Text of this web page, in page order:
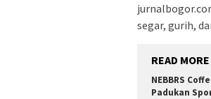
segar, gurih,
READ MORE
NEBBRS
Padukan